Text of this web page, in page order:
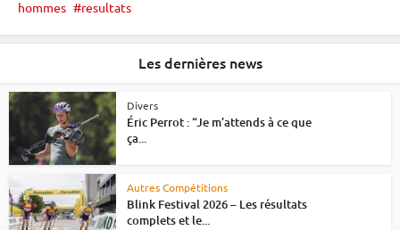
hommes resultats
Les dernières news
Divers
Éric Perrot : “Je m’attends à ce que
ça...
Autres Compétitions
Blink Festival 2026 – Les résultats
complets et le...